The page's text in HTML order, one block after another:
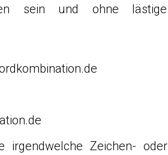
sein und ohne lästige
irgendwelche Zeichen- oder